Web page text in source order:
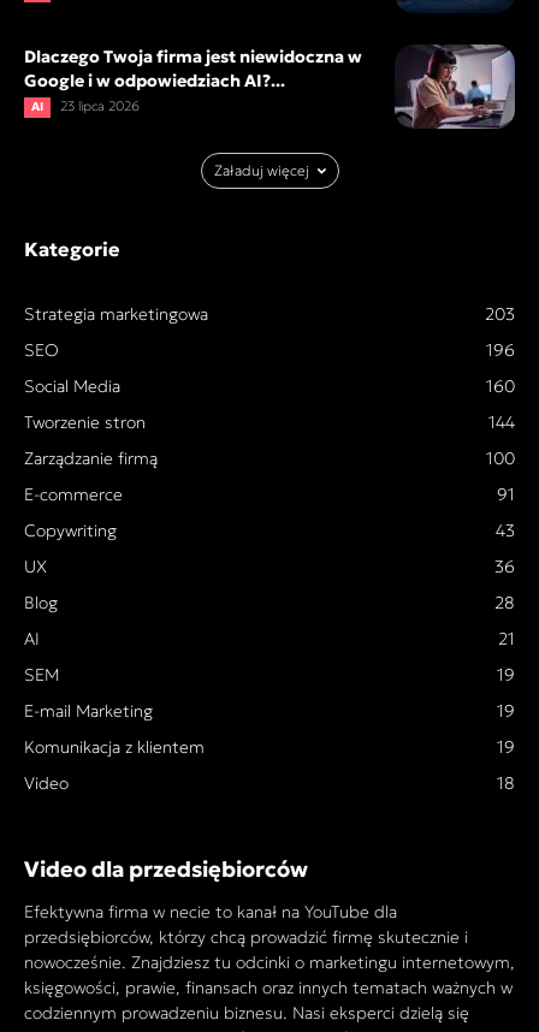
Dlaczego Twoja firma jest niewidoczna w
Google i w odpowiedziach AI?...
AI 23 lipca 2026
Załaduj więcej
Kategorie
Strategia marketingowa
203
SEO
196
Social Media
160
Tworzenie stron
144
Zarządzanie firmą
100
E-commerce
91
Copywriting
43
UX
36
Blog
28
AI
21
SEM
19
E-mail Marketing
19
Komunikacja z klientem
19
Video
18
Video dla przedsiębiorców
Efektywna firma w necie to kanał na YouTube dla
przedsiębiorców, którzy chcą prowadzić firmę skutecznie i
nowocześnie. Znajdziesz tu odcinki o marketingu internetowym,
księgowości, prawie, finansach oraz innych tematach ważnych w
codziennym prowadzeniu biznesu. Nasi eksperci dzielą się